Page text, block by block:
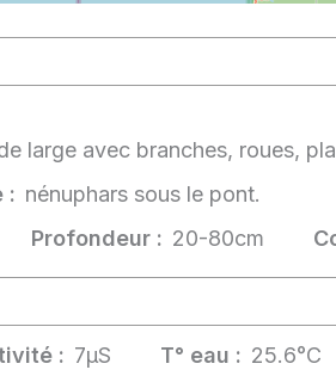
large avec branches, roues,
: nénuphars sous le pont.
Profondeur : 20-80cm
: 7µS T° eau : 25.6°C